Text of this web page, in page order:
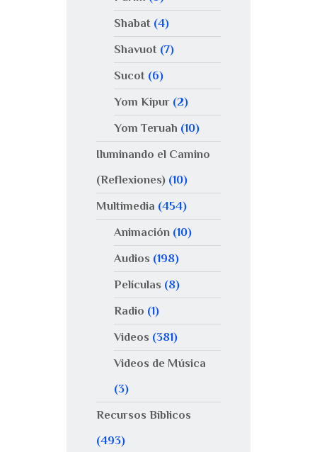
Shabat(4)
Shavuot(7)
Sucot(6)
Yom Kipur(2)
Yom Teruah (10)
Iluminando el Camino
(Reflexiones) (10)
Multimedia (454)
Animación(10)
Audios (198)
Películas (8)
Radio (1)
Videos (381)
Videos de Música
(3)
Recursos Bíblicos
(493)